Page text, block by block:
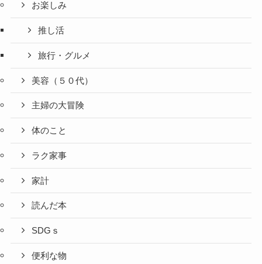
お楽しみ
推し活
旅行・グルメ
美容（５０代）
主婦の大冒険
体のこと
ラク家事
家計
読んだ本
SDGｓ
便利な物